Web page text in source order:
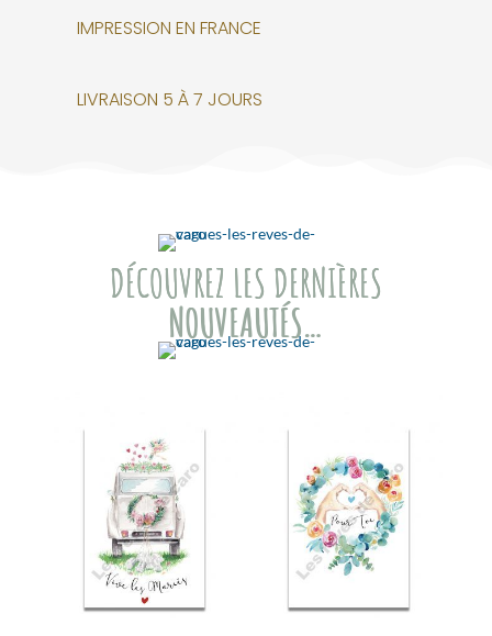
IMPRESSION EN FRANCE
LIVRAISON 5 À 7 JOURS
DÉCOUVREZ LES DERNIÈRES
NOUVEAUTÉS…